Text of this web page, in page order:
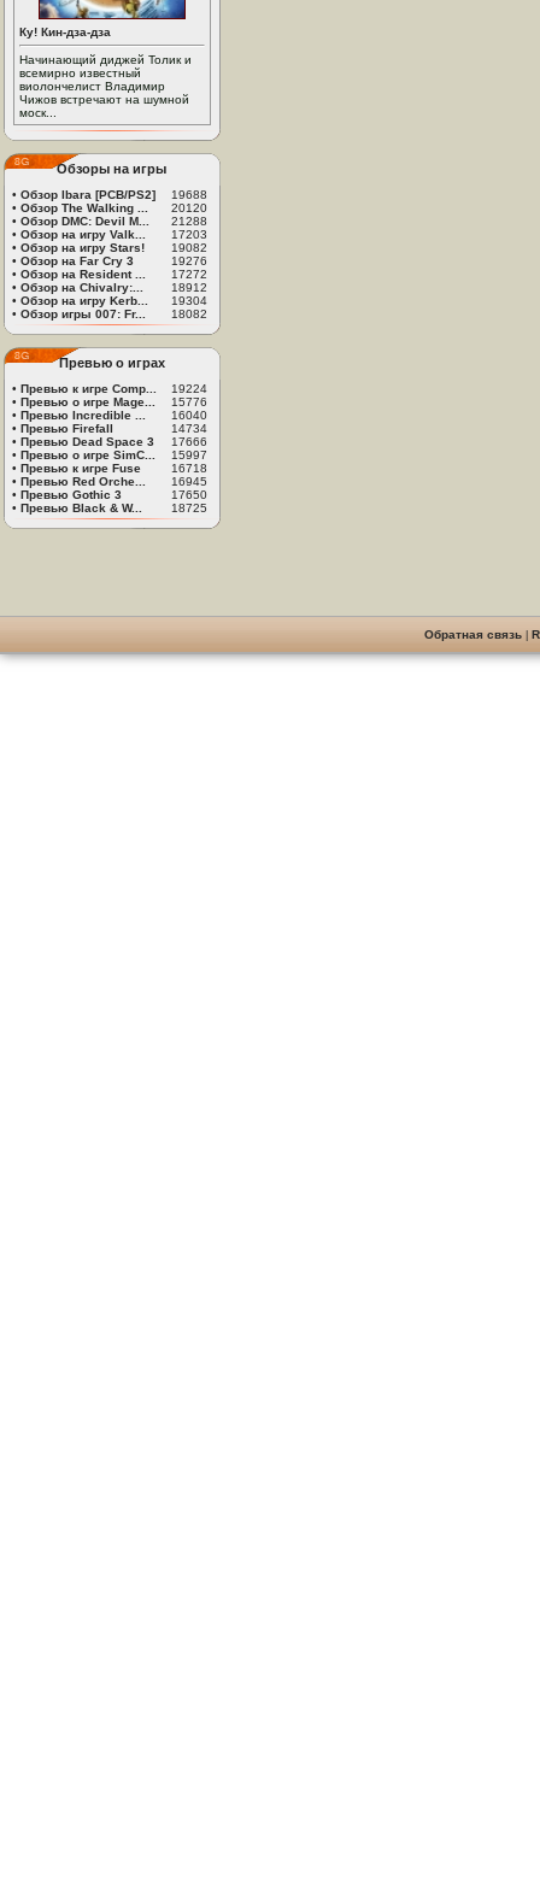
Ку! Кин-дза-дза
Начинающий диджей Толик и
всемирно известный
виолончелист Владимир
Чижов встречают на шумной
моск...
Обзоры на игры
• Обзор Ibara [PCB/PS2]
19688
• Обзор The Walking ...
20120
• Обзор DMC: Devil M...
21288
• Обзор на игру Valk...
17203
• Обзор на игру Stars!
19082
• Обзор на Far Cry 3
19276
• Обзор на Resident ...
17272
• Обзор на Chivalry:...
18912
• Обзор на игру Kerb...
19304
• Обзор игры 007: Fr... 18082
Превью о играх
• Превью к игре Comp...
19224
• Превью о игре Mage...
15776
• Превью Incredible ...
16040
• Превью Firefall
14734
• Превью Dead Space 3
17666
• Превью о игре SimC...
15997
• Превью к игре Fuse
16718
• Превью Red Orche...
16945
• Превью Gothic 3
17650
• Превью Black & W... 18725
Обратная связь